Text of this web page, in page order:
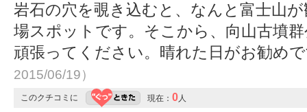
岩石の穴を覗き込むと、なんと富士山
場スポットです。そこから、向山古墳
頑張ってください。晴れた日がお勧め
2015/06/19）
このクチコミに 現在： 0人